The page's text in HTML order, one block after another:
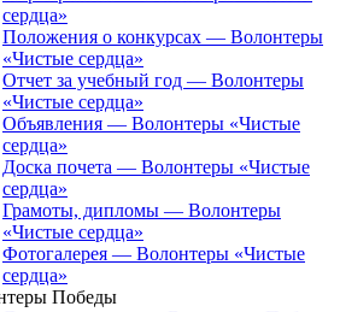
сердца»
Положения о конкурсах — Волонтеры
«Чистые сердца»
Отчет за учебный год — Волонтеры
«Чистые сердца»
Объявления — Волонтеры «Чистые
сердца»
Доска почета — Волонтеры «Чистые
сердца»
Грамоты, дипломы — Волонтеры
«Чистые сердца»
Фотогалерея — Волонтеры «Чистые
сердца»
Победы